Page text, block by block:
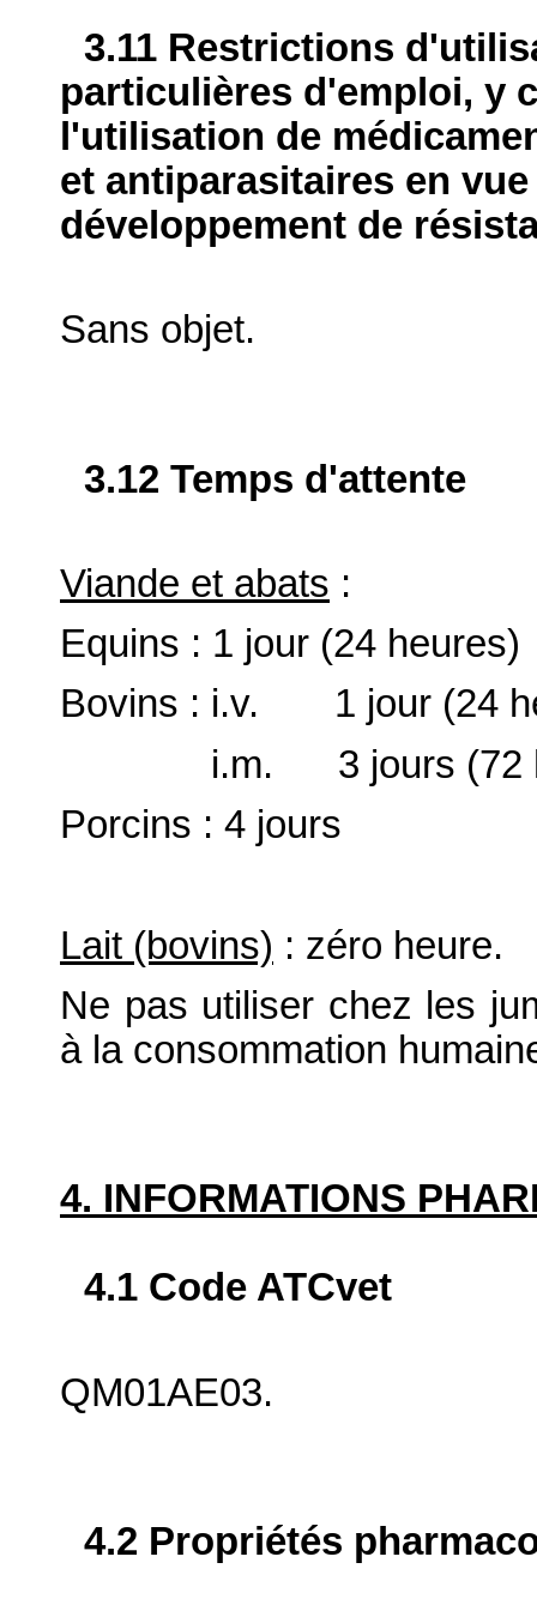
3.11 Restrictions
particulières d'emploi, y
l'utilisation de
et antiparasitaires en
développement de
Sans objet.
3.12 Temps d'attente
Viande et abats :
Equins : 1 jour (24 heures)
Bovins : i.v. 1 jour (24
i.m. 3 jours (72
Porcins : 4 jours
Lait (bovins) : zéro heure.
Ne pas utiliser chez les
à la consommation
4. INFORMATIONS
4.1 Code ATCvet
QM01AE03.
4.2 Propriétés